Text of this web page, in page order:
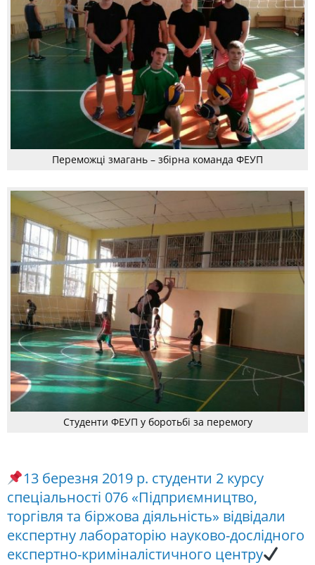
Переможці змагань – збірна команда ФЕУП
Студенти ФЕУП у боротьбі за перемогу
13 березня 2019 р. студенти 2 курсу
спеціальності 076 «Підприємництво,
торгівля та біржова діяльність» відвідали
експертну лабораторію науково-дослідного
експертно-криміналістичного центру